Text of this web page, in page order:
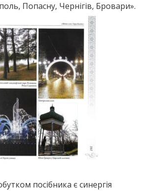
Попасну, Чернігів, Бровари».
посібника є синергія